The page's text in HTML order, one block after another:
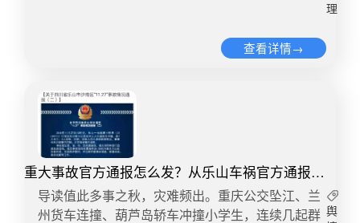
为，以情绪化发声代替事实和交流；二是事件往往
架的选择，加剧污名化过程；四是舆情处置翘尾现
象严重，同类事件的网络钩沉会再次加剧固化事件
负面形象。由于网络传播行为在某种程度上属于一
种虚拟的集合行为，要想避免“污名化”干扰舆情处
置，可以采取以下路径：一是突出问题导向，坚持
立行立改，做到即知即改、真改实改、全面整改，
事件演变中的影响因素及其作用分析规避偶发风
险；二是通过对不同时间点传播文本中敏感句式和
情事件观点信息充分挖掘和掌握；三是采用发酵、
异化和演化模型实现观点演化，及时发现、了解可
能引发舆情激化的敏感信息，客观评估舆情态势。
在舆情实践中，围绕具体事件衍生的信息场，社会
管理者和舆情工作者往往陷入海量的冗余信息中，
而现有工作方法主要是基于内容的文本挖掘技术来
发现舆情热点事件，这往往导致我们在舆情研判中
其他主体之间的纵向联动，尤其是与机构、媒体官
乱等问题，在突发公共事件情境下，往往出现“添乱
不帮忙”的情况。因此，以下两点也需要特别注意：
重视民意诉求，做好互动解释避免自说自话 在突发
事件发生后，一些政务微博微信习惯性向公众传达
诸如领导挂帅、高度重视、处置果断、情绪稳定等
官话套话，却未回应百姓最为关注的实质性问题。
例如，2015年哈尔滨火灾发生后，@平安哈尔滨发
动“顶层设计”的制定出台。二、把握线上和线下的
指向的是这些典型个案背后的现实社会问题。每一
起舆情事件的背后，都有一个现实社会问题的归
因，特别是被媒体纵向深度报道和横向对比挖掘的
同类舆情，必然凸显了某一现实问题的严重性和普
遍性。同类案例2016年“返乡体”文章的盛行，实际
上揭示了人民日益增长的美好生活需要和不平衡不
态势，防范化解舆情风险；四是出具对策建议，劝
其采取某些相应措施，避免事态升级。 舆情处置中
避决策风险，修复受损形象。其主要途径有： 1、
在线预警：广谱监测与重点筛选结合 鉴于信息工作
有较强的目的性和指向性，在舆情处置中，专业的
舆情机构能够从广度和深度入手，利用舆情大数据
系统不断进行更大范围和更深层次的集纳整理，确
保舆情信息“高保真”定向呈报。 具体到某项工作或
事件中，舆情“窗口指导”应遵循“广谱监测，重点筛
理
查看详情→
重大事故官方通报怎么发？从乐山车祸官方通报你
能学到这些
导读值此多事之秋，灾难频出。重庆公交坠江、兰
州货车连撞、葫芦岛轿车冲撞小学生，连续几起群 舆